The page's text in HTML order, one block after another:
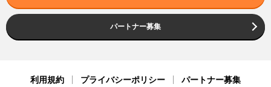
パートナー募集
利用規約 プライバシーポリシー パートナー募集